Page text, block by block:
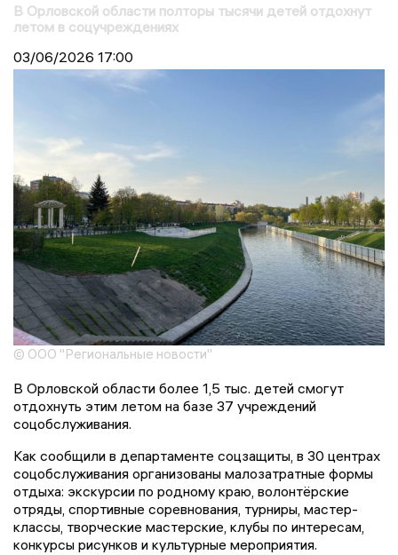
В Орловской области полторы тысячи детей отдохнут
летом в соцучреждениях
03/06/2026 17:00
© ООО "Региональные новости"
В Орловской области более 1,5 тыс. детей смогут
отдохнуть этим летом на базе 37 учреждений
соцобслуживания.
Как сообщили в департаменте соцзащиты, в 30 центрах
соцобслуживания организованы малозатратные формы
отдыха: экскурсии по родному краю, волонтёрские
отряды, спортивные соревнования, турниры, мастер-
классы, творческие мастерские, клубы по интересам,
конкурсы рисунков и культурные мероприятия.